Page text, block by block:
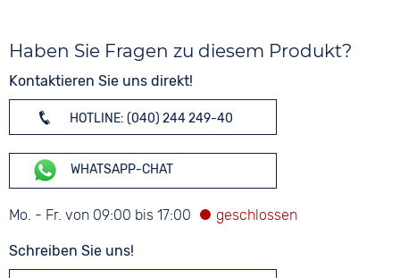
Haben Sie Fragen zu diesem Produkt?
Kontaktieren Sie uns direkt!
HOTLINE: (040) 244 249-40
WHATSAPP-CHAT
Mo. - Fr. von 09:00 bis 17:00
Schreiben Sie uns!